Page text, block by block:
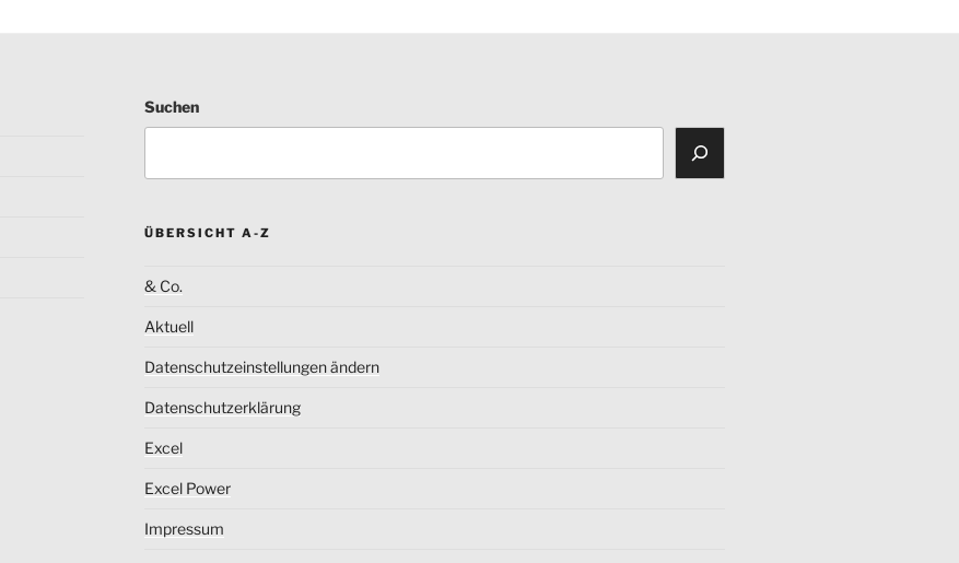
Suchen
ÜBERSICHT A-Z
& Co.
Aktuell
Datenschutzeinstellungen ändern
Datenschutzerklärung
Excel
Excel Power
Impressum